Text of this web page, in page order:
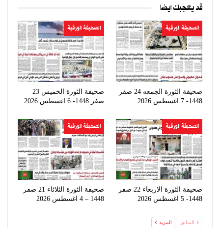
قد يعجبك ايضا
الصحيفة الورقية
صحيفة الثورة الجمعه 24 صفر
1448- 7 اغسطس 2026
الصحيفة الورقية
صحيفة الثورة الخميس 23
صفر 1448- 6 اغسطس 2026
الصحيفة الورقية
صحيفة الثورة الاربعاء 22 صفر
1448- 5 اغسطس 2026
الصحيفة الورقية
صحيفة الثورة الثلاثاء 21 صفر
1448 – 4 اغسطس 2026
السابق المزيد